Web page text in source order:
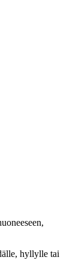
hyllylle tai